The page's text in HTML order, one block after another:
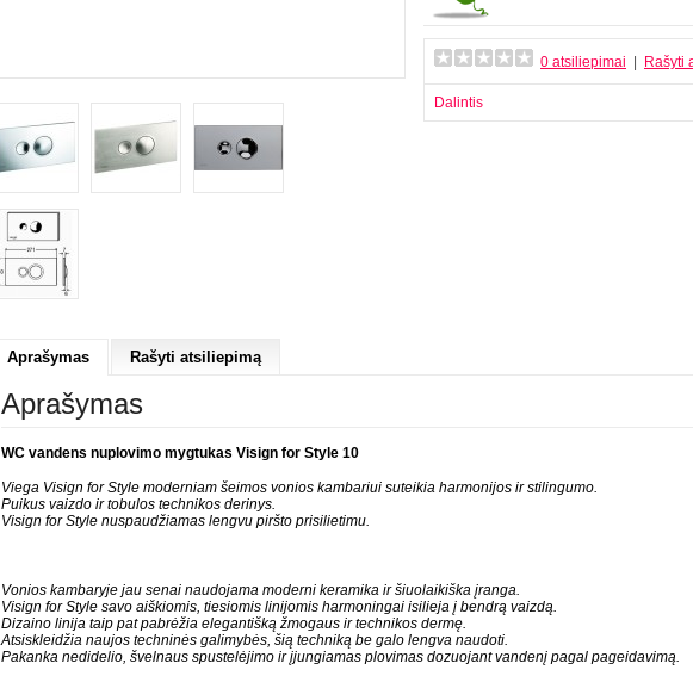
0 atsiliepimai Rašyti
Dalintis
Aprašymas Rašyti atsiliepimą
Aprašymas
WC vandens nuplovimo mygtukas Visign for Style 10
Viega Visign for Style moderniam šeimos vonios kambariui suteikia harmonijos ir stilingumo.
Puikus vaizdo ir tobulos technikos derinys.
Visign for Style nuspaudžiamas lengvu piršto prisilietimu.
Vonios kambaryje jau senai naudojama moderni keramika ir šiuolaikiška įranga.
Visign for Style savo aiškiomis, tiesiomis linijomis harmoningai isilieja į bendrą vaizdą.
Dizaino linija taip pat pabrėžia elegantišką žmogaus ir technikos dermę.
Atsiskleidžia naujos techninės galimybės, šią techniką be galo lengva naudoti.
Pakanka nedidelio, švelnaus spustelėjimo ir įjungiamas plovimas dozuojant vandenį pagal pageidavimą.